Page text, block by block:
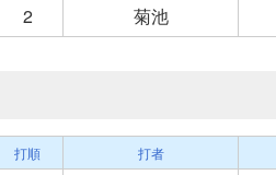
2 菊池
打順 打者